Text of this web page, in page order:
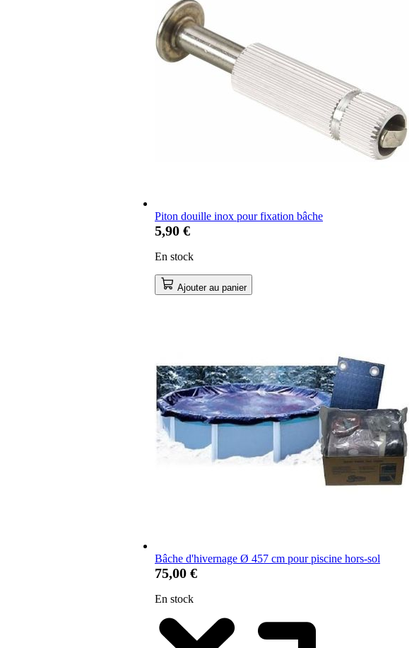
Piton douille inox pour fixation bâche
5,90 €
En stock
Ajouter au panier
Bâche d'hivernage Ø 457 cm pour piscine hors-sol
75,00 €
En stock